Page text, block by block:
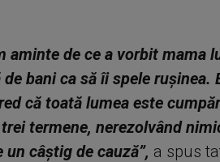
aminte de ce a vorbit mama
bani ca să îi spele rușinea.
că toată lumea este
termene, nerezolvând
câștig de cauză”, a spus